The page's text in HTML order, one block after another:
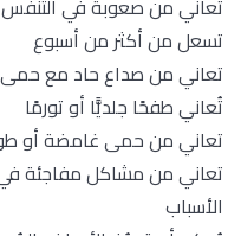
تسعل من أكثر من أسبوع
تعاني من صداع حاد مع حمى
تُعاني طفحًا جلديًّا أو تورمًا
تعاني من حمى غامضة أو
تعاني من مشاكل مفاجئة في
الأسباب